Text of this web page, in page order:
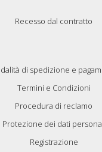
Recesso dal contratto
di spedizione e
Termini e Condizioni
Procedura di reclamo
Protezione dei dati
Registrazione